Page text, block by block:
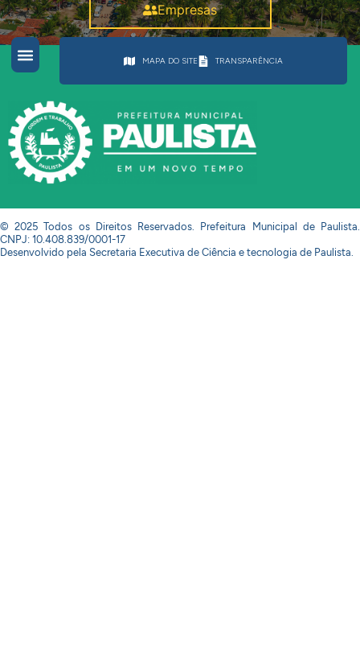
Empresas
MAPA DO SITE TRANSPARÊNCIA
© 2025 Todos os Direitos Reservados. Prefeitura Municipal de Paulista.
CNPJ: 10.408.839/0001-17
Desenvolvido pela Secretaria Executiva de Ciência e tecnologia de Paulista.